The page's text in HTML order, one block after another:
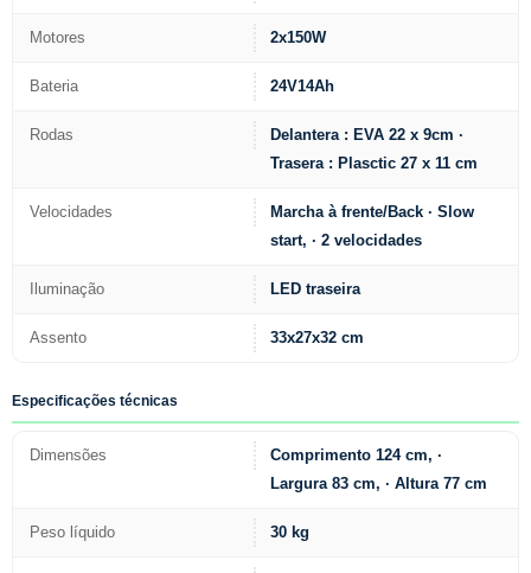
Motores 2x150W
Bateria 24V14Ah
Rodas
Delantera : EVA 22 x 9cm ·
Trasera : Plasctic 27 x 11 cm
Velocidades
Marcha à frente/Back · Slow
start, · 2 velocidades
Iluminação LED traseira
Assento 33x27x32 cm
Especificações técnicas
Dimensões
Comprimento 124 cm, ·
Largura 83 cm, · Altura 77 cm
Peso líquido 30 kg